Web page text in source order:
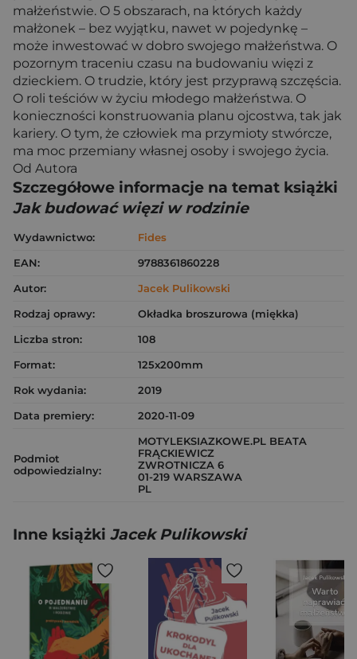
małżeństwie. O 5 obszarach, na których każdy
małżonek – bez wyjątku, nawet w pojedynkę –
może inwestować w dobro swojego małżeństwa. O
pozornym traceniu czasu na budowaniu więzi z
dzieckiem. O trudzie, który jest przyprawą szczęścia.
O roli teściów w życiu młodego małżeństwa. O
konieczności konstruowania planu ojcostwa, tak jak
kariery. O tym, że człowiek ma przymioty stwórcze,
ma moc przemiany własnej osoby i swojego życia.
Od Autora
Szczegółowe informacje na temat książki
Jak budować więzi w rodzinie
Wydawnictwo:
Fides
EAN:
9788361860228
Autor:
Jacek Pulikowski
Rodzaj oprawy:
Okładka broszurowa (miękka)
Liczba stron:
108
Format:
125x200mm
Rok wydania:
2019
Data premiery:
2020-11-09
Podmiot
odpowiedzialny:
MOTYLEKSIAZKOWE.PL BEATA
FRĄCKIEWICZ
ZWROTNICZA 6
01-219 WARSZAWA
PL
Inne książki Jacek Pulikowski